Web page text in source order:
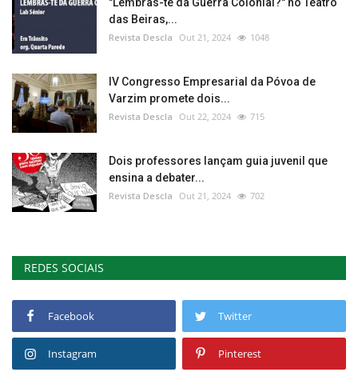
das Beiras,...
Revista Descla Out 21, 2024 1048
IV Congresso Empresarial da Póvoa de
Varzim promete dois...
Revista Descla Out 22, 2024 715
Dois professores lançam guia juvenil que
ensina a debater...
Revista Descla Out 21, 2024 702
REDES SOCIAIS
Facebook Twitter
Instagram Pinterest